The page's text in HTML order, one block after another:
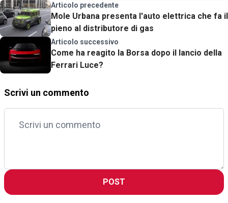
Articolo precedente
Mole Urbana presenta l'auto elettrica che fa il
pieno al distributore di gas
Articolo successivo
Come ha reagito la Borsa dopo il lancio della
Ferrari Luce?
Scrivi un commento
POST